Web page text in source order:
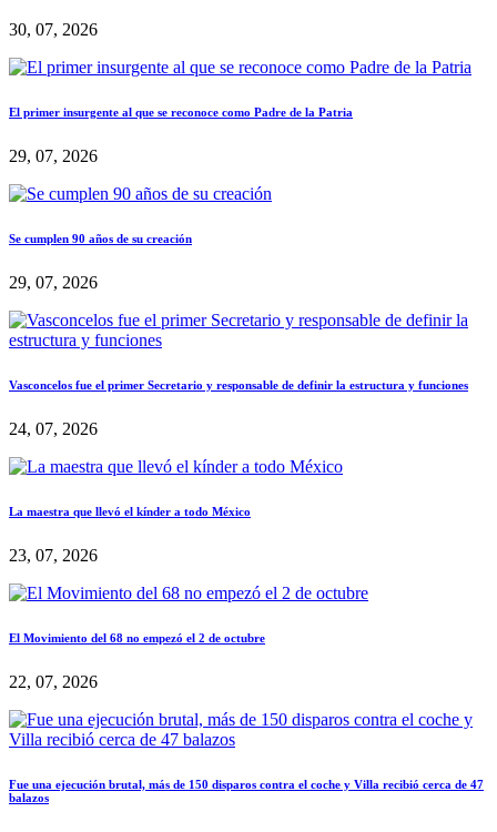
30, 07, 2026
El primer insurgente al que se reconoce como Padre de la Patria
29, 07, 2026
Se cumplen 90 años de su creación
29, 07, 2026
Vasconcelos fue el primer Secretario y responsable de definir la estructura y funciones
24, 07, 2026
La maestra que llevó el kínder a todo México
23, 07, 2026
El Movimiento del 68 no empezó el 2 de octubre
22, 07, 2026
Fue una ejecución brutal, más de 150 disparos contra el coche y Villa recibió cerca de 47
balazos